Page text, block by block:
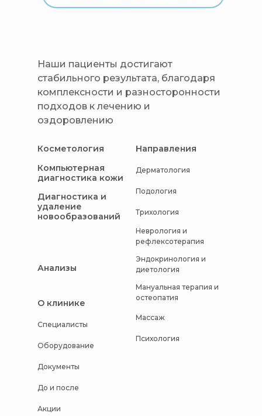
Косметология Направления
Анализы
О клинике
Компьютерная
диагностика кожи
Диагностика и
удаление
новообразований
Мануальная терапия и
остеопатия
Специалисты
Дерматология
Оборудование
Подология
Документы
Трихология
Массаж
До и после
Неврология и
рефлексотерапия
Психология
Акции
Эндокринология и
диетология
Наши пациенты достигают
стабильного результата, благодаря
комплексности и разносторонности
подходов к лечению и
оздоровлению